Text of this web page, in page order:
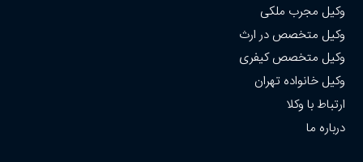
وکیل مجرب ملکی
وکیل متخصص در ارث
وکیل متخصص کیفری
وکیل خانواده تهران
ارتباط با وکلا
درباره ما